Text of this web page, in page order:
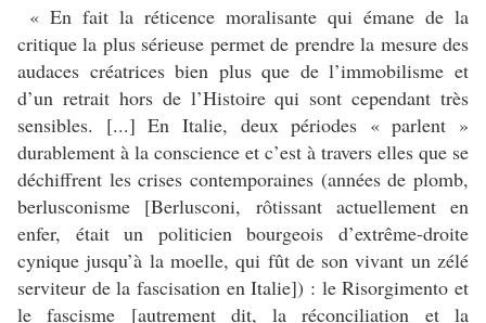
« En fait la réticence moralisante qui émane de la
critique la plus sérieuse permet de prendre la mesure des
audaces créatrices bien plus que de l’immobilisme et
d’un retrait hors de l’Histoire qui sont cependant très
sensibles. [...] En Italie, deux périodes « parlent »
durablement à la conscience et c’est à travers elles que se
déchiffrent les crises contemporaines (années de plomb,
berlusconisme [Berlusconi, rôtissant actuellement en
enfer, était un politicien bourgeois d’extrême-droite
cynique jusqu’à la moelle, qui fût de son vivant un zélé
serviteur de la fascisation en Italie]) : le Risorgimento et
le fascisme [autrement dit, la réconciliation et la